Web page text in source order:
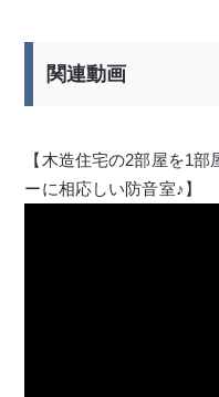
関連動画
【木造住宅の2部屋を1
ーに相応しい防音室♪】